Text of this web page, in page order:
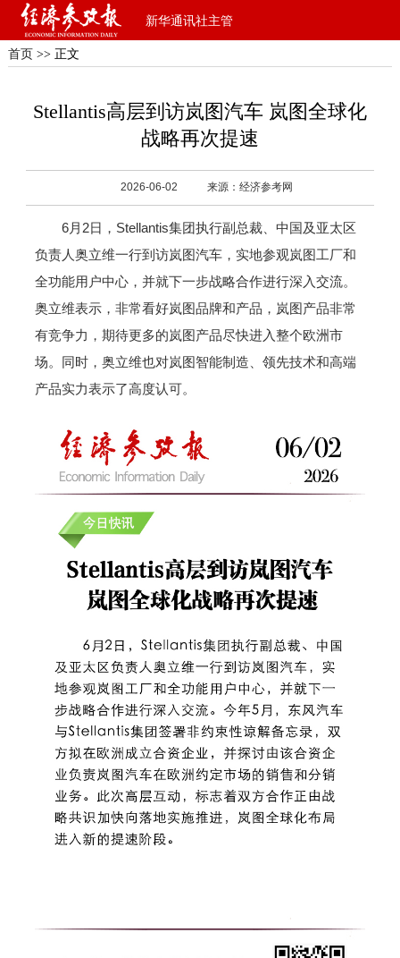
新华通讯社主管
首页 >> 正文
Stellantis高层到访岚图汽车 岚图全球化
战略再次提速
2026-06-02 来源：经济参考网
6月2日，Stellantis集团执行副总裁、中国及亚太区
负责人奥立维一行到访岚图汽车，实地参观岚图工厂和
全功能用户中心，并就下一步战略合作进行深入交流。
奥立维表示，非常看好岚图品牌和产品，岚图产品非常
有竞争力，期待更多的岚图产品尽快进入整个欧洲市
场。同时，奥立维也对岚图智能制造、领先技术和高端
产品实力表示了高度认可。